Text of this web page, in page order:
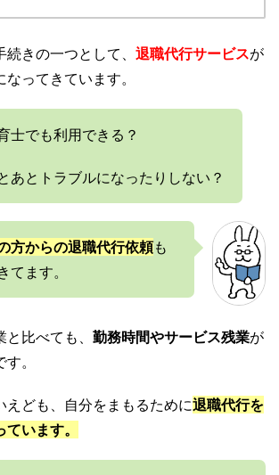
きの一つとして、 退職代行サービスが
ってきています。
士でも利用できる？
あとトラブルになったりしない？
方からの退職代行依頼も
てます。
比べても、 勤務時間やサービス残業が
。
えども、自分をまもるために退職代行を
います。